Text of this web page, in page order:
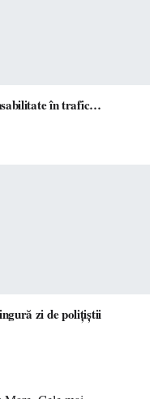
Polițiștii sătmăreni fac apel la responsabilitate în trafic…
zi de polițiștii